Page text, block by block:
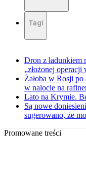
Tagi
Dron z ładunkiem
„złożonej
Żałoba w Rosji
w nalocie na
Lato na Krymie.
Są nowe
sugerowano, że
Promowane treści